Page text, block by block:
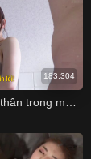
Đụ mẹ của bạn thân trong một lần đến nhà chơi
183,304